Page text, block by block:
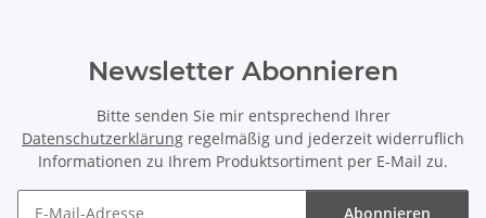
Newsletter Abonnieren
Bitte senden Sie mir entsprechend Ihrer
Datenschutzerklärung regelmäßig und jederzeit widerruflich
Informationen zu Ihrem Produktsortiment per E-Mail zu.
Abonnieren